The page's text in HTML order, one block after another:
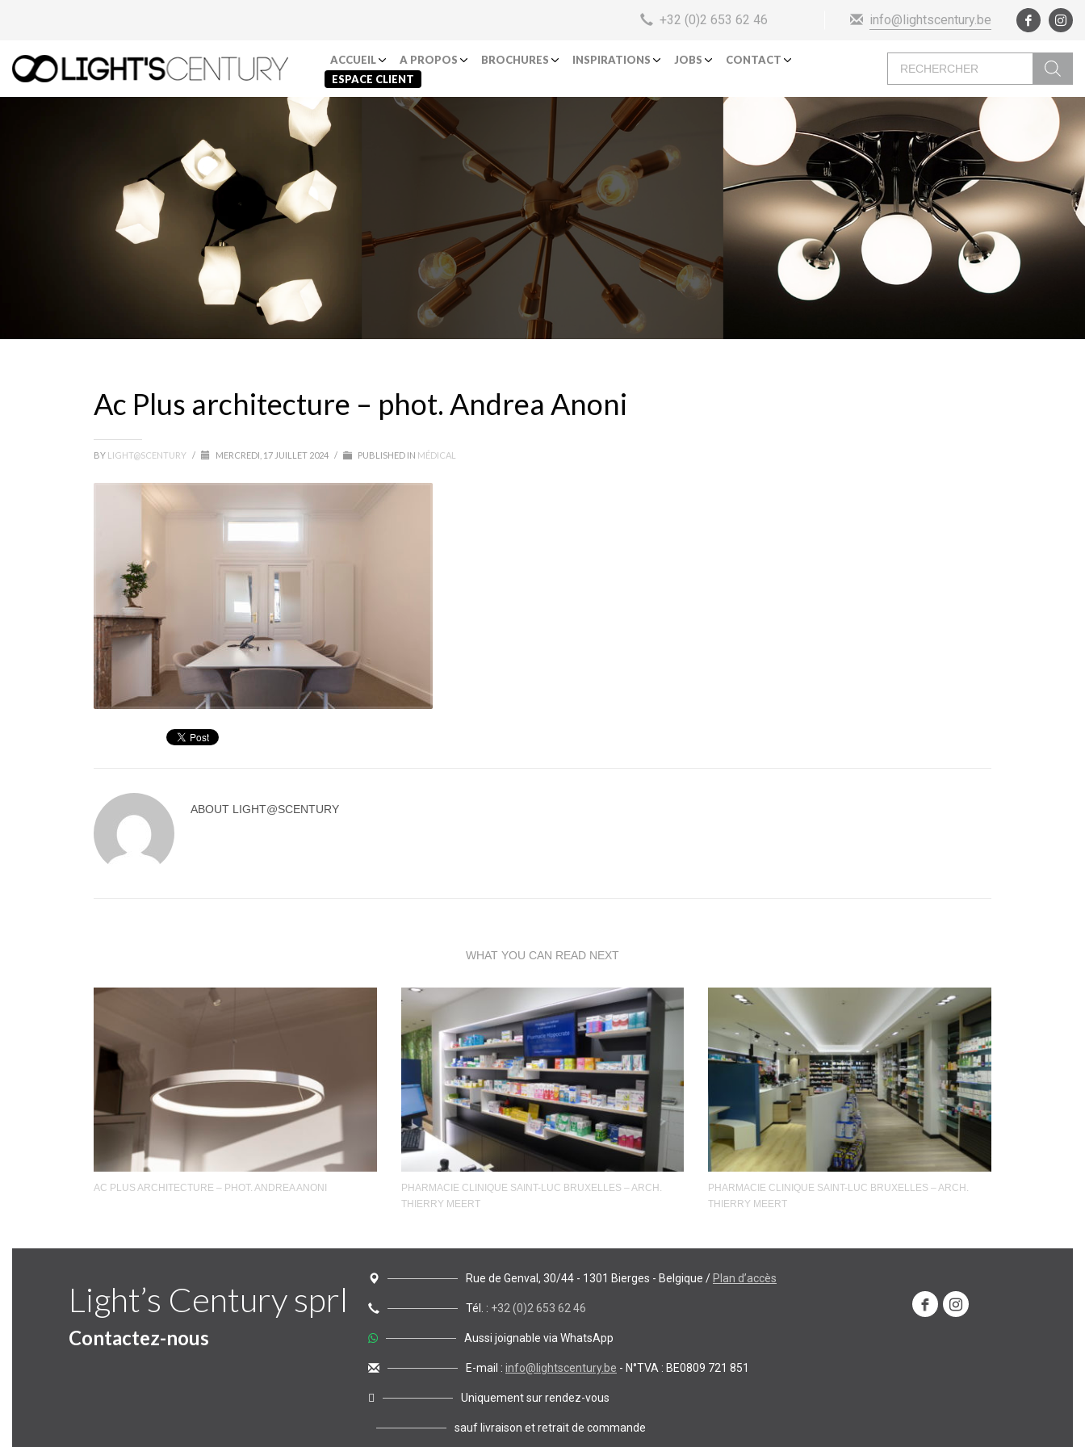
+32 (0)2 653 62 46 info@lightscentury.be
ACCUEIL A PROPOS BROCHURES INSPIRATIONS JOBS
CONTACT
ESPACE CLIENT
Recherche
de
produits
Ac Plus architecture – phot. Andrea Anoni
BY LIGHT@SCENTURY / MERCREDI, 17 JUILLET 2024 / PUBLISHED IN MÉDICAL
ABOUT LIGHT@SCENTURY
WHAT YOU CAN READ NEXT
AC PLUS ARCHITECTURE – PHOT. ANDREA ANONI
PHARMACIE CLINIQUE SAINT-LUC BRUXELLES – ARCH.
THIERRY MEERT
PHARMACIE CLINIQUE SAINT-LUC BRUXELLES – ARCH.
THIERRY MEERT
Light’s Century sprl
Contactez-nous
Rue de Genval, 30/44 - 1301 Bierges - Belgique / Plan d’accès
Tél. : +32 (0)2 653 62 46
Aussi joignable via WhatsApp
E-mail : info@lightscentury.be - N°TVA : BE0809 721 851
Uniquement sur rendez-vous
sauf livraison et retrait de commande